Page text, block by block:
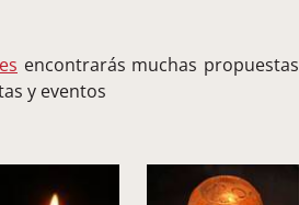
encontrarás muchas propuestas
y eventos